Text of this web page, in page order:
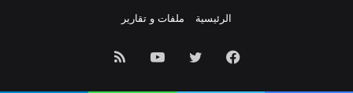
الرئيسية
ملفات و تقارير
فيسبوك تويتر يوتيوبملخص